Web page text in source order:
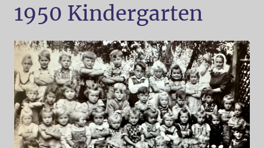
1950 Kindergarten